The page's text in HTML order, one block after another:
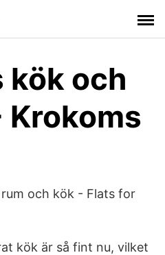
kök och
och kök - Flats for
kök är så fint nu, vilket